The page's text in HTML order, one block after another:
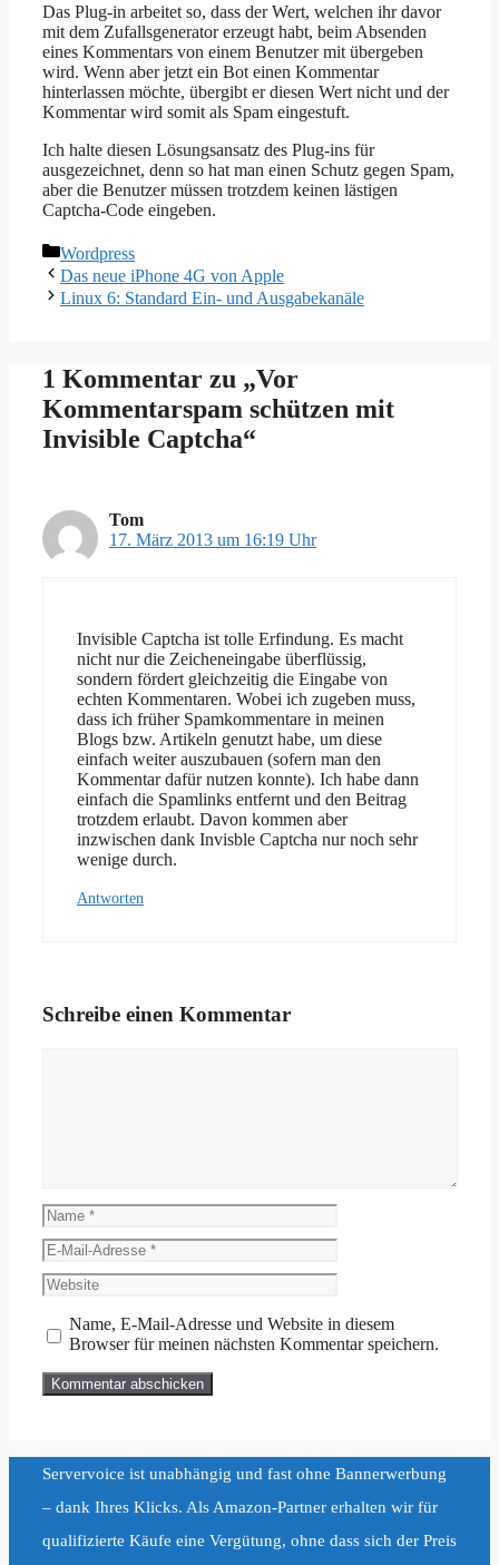
Das Plug-in arbeitet so, dass der Wert, welchen ihr davor
mit dem Zufallsgenerator erzeugt habt, beim Absenden
eines Kommentars von einem Benutzer mit übergeben
wird. Wenn aber jetzt ein Bot einen Kommentar
hinterlassen möchte, übergibt er diesen Wert nicht und der
Kommentar wird somit als Spam eingestuft.
Ich halte diesen Lösungsansatz des Plug-ins für
ausgezeichnet, denn so hat man einen Schutz gegen Spam,
aber die Benutzer müssen trotzdem keinen lästigen
Captcha-Code eingeben.
Kategorien
Wordpress
Das neue iPhone 4G von Apple
Linux 6: Standard Ein- und Ausgabekanäle
1 Kommentar zu „Vor
Kommentarspam schützen mit
Invisible Captcha“
Tom
17. März 2013 um 16:19 Uhr
Invisible Captcha ist tolle Erfindung. Es macht
nicht nur die Zeicheneingabe überflüssig,
sondern fördert gleichzeitig die Eingabe von
echten Kommentaren. Wobei ich zugeben muss,
dass ich früher Spamkommentare in meinen
Blogs bzw. Artikeln genutzt habe, um diese
einfach weiter auszubauen (sofern man den
Kommentar dafür nutzen konnte). Ich habe dann
einfach die Spamlinks entfernt und den Beitrag
trotzdem erlaubt. Davon kommen aber
inzwischen dank Invisble Captcha nur noch sehr
wenige durch.
Antworten
Schreibe einen Kommentar
Name
E-
Mail-
Adresse
Website
Name, E-Mail-Adresse und Website in diesem
Browser für meinen nächsten Kommentar speichern.
Servervoice ist unabhängig und fast ohne Bannerwerbung
– dank Ihres Klicks. Als Amazon-Partner erhalten wir für
qualifizierte Käufe eine Vergütung, ohne dass sich der Preis